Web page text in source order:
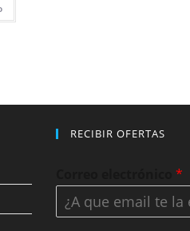
RECIBIR OFERTAS
*